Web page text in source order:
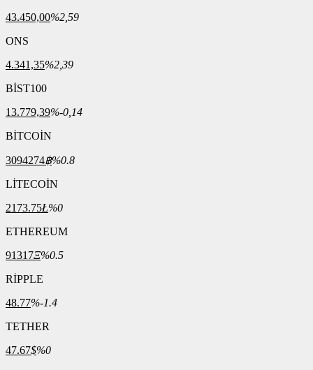
43.450,00%2,59
ONS
4.341,35%2,39
BİST100
13.779,39%-0,14
BİTCOİN
3094274฿%0.8
LİTECOİN
2173.75Ł%0
ETHEREUM
91317Ξ%0.5
RİPPLE
48.77%-1.4
TETHER
47.67$%0